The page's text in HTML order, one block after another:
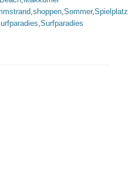
,shoppen,Sommer,Spielplatz
,Surfparadies